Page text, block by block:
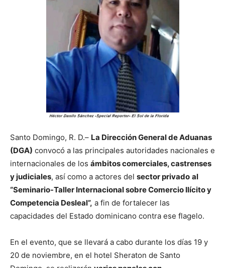
Santo Domingo, R. D.– La Dirección General de Aduanas
(DGA) convocó a las principales autoridades nacionales e
internacionales de los ámbitos comerciales, castrenses
y judiciales, así como a actores del sector privado al
“Seminario-Taller Internacional sobre Comercio Ilícito y
Competencia Desleal”, a fin de fortalecer las
capacidades del Estado dominicano contra ese flagelo.
En el evento, que se llevará a cabo durante los días 19 y
20 de noviembre, en el hotel Sheraton de Santo